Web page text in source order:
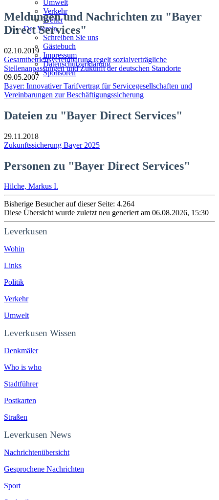
Umwelt
Verkehr
Wetter
Der Verein
Schreiben Sie uns
Gästebuch
Impressum
Datenschutzerklärung
Sponsoren
Meldungen und Nachrichten zu "Bayer
Direct Services"
02.10.2019
Gesamtbetriebsvereinbarung regelt sozialverträgliche
Stellenanpassungen und Zukunft der deutschen Standorte
09.05.2007
Bayer: Innovativer Tarifvertrag für Servicegesellschaften und
Vereinbarungen zur Beschäftigungssicherung
Dateien zu "Bayer Direct Services"
29.11.2018
Zukunftssicherung Bayer 2025
Personen zu "Bayer Direct Services"
Hilche, Markus I.
Bisherige Besucher auf dieser Seite: 4.264
Diese Übersicht wurde zuletzt neu generiert am 06.08.2026, 15:30
Leverkusen
Wohin
Links
Politik
Verkehr
Umwelt
Leverkusen Wissen
Denkmäler
Who is who
Stadtführer
Postkarten
Straßen
Leverkusen News
Nachrichtenübersicht
Gesprochene Nachrichten
Sport